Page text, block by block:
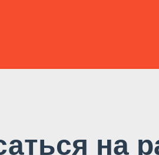
на